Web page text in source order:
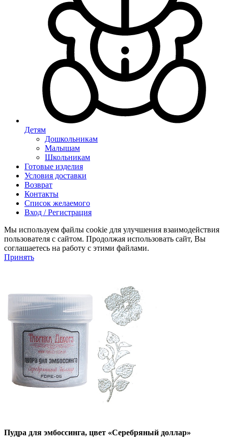
Детям
Дошкольникам
Малышам
Школьникам
Готовые изделия
Условия доставки
Возврат
Контакты
Список желаемого
Вход / Регистрация
Мы используем файлы cookie для улучшения взаимодействия
пользователя с сайтом. Продолжая использовать сайт, Вы
соглашаетесь на работу с этими файлами.
Принять
Пудра для эмбоссинга, цвет «Серебряный доллар»